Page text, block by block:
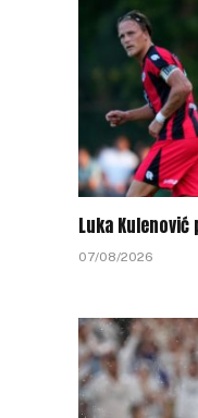
Luka
07/08/2026